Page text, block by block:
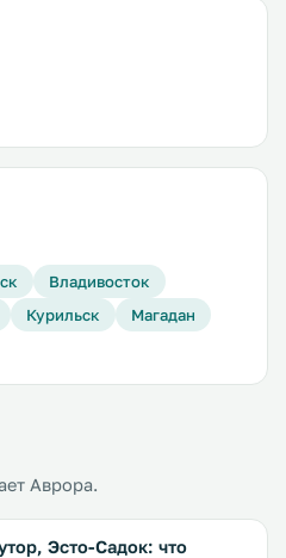
Владивосток
Курильск
Магадан
Аврора.
Эсто-Садок: что